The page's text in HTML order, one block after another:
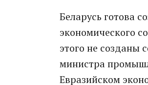
Беларусь готова
экономического
этого не созданы
министра
Евразийском